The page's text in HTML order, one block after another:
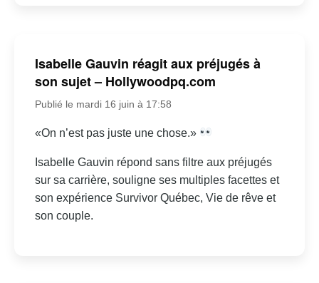
Isabelle Gauvin réagit aux préjugés à
son sujet – Hollywoodpq.com
Publié le mardi 16 juin à 17:58
«On n’est pas juste une chose.»
Isabelle Gauvin répond sans filtre aux préjugés
sur sa carrière, souligne ses multiples facettes et
son expérience Survivor Québec, Vie de rêve et
son couple.